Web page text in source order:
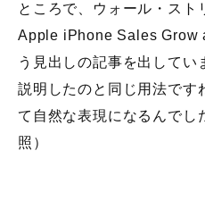
ところで、ウォール・スト
Apple iPhone Sales Grow
う見出しの記事を出して
説明したのと同じ用法です
て自然な表現になるんで
照）